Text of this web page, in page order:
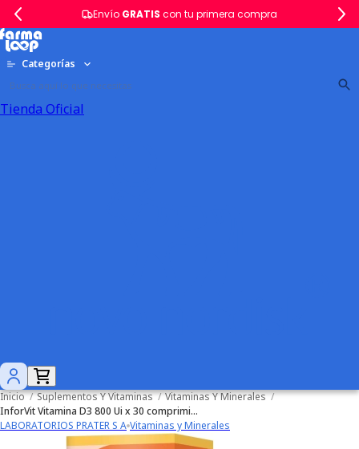
Envío GRATIS con tu primera compra
Categorías
Tienda Oficial
Inicio / Suplementos Y Vitaminas / Vitaminas Y Minerales /
InforVit Vitamina D3 800 Ui x 30 comprimidos
LABORATORIOS PRATER S A Vitaminas y Minerales